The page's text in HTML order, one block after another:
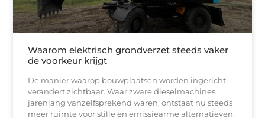
Waarom elektrisch grondverzet steeds vaker
de voorkeur krijgt
De manier waarop bouwplaatsen worden ingericht
verandert zichtbaar. Waar zware dieselmachines
jarenlang vanzelfsprekend waren, ontstaat nu steeds
meer ruimte voor stille en emissiearme alternatieven.